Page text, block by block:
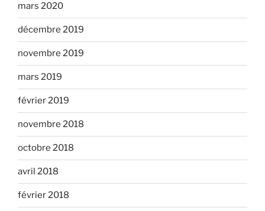
mars 2020
décembre 2019
novembre 2019
mars 2019
février 2019
novembre 2018
octobre 2018
avril 2018
février 2018